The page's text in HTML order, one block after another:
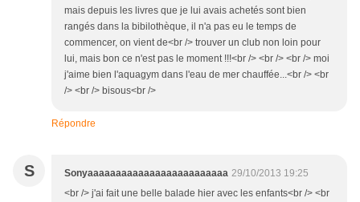
mais depuis les livres que je lui avais achetés sont bien
rangés dans la bibilothèque, il n'a pas eu le temps de
commencer, on vient de<br /> trouver un club non loin pour
lui, mais bon ce n'est pas le moment !!!<br /> <br /> <br /> moi
j'aime bien l'aquagym dans l'eau de mer chauffée...<br /> <br
/> <br /> bisous<br />
Répondre
S Sonyaaaaaaaaaaaaaaaaaaaaaaaaa 29/10/2013 19:25
<br /> j'ai fait une belle balade hier avec les enfants<br /> <br